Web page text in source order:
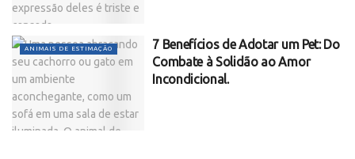
ANIMAIS DE ESTIMAÇÃO
7 Benefícios de Adotar um Pet: Do
Combate à Solidão ao Amor
Incondicional.